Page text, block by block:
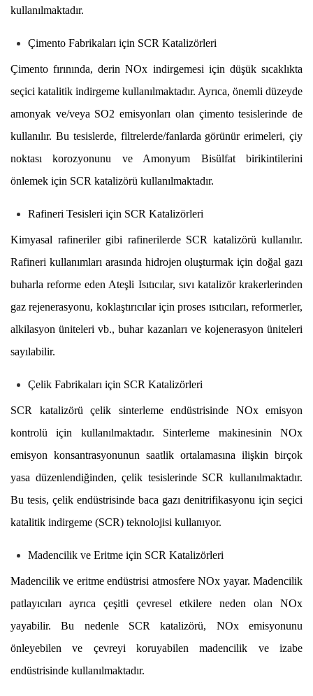
kullanılmaktadır.
Çimento Fabrikaları için SCR Katalizörleri
Çimento fırınında, derin NOx indirgemesi için düşük sıcaklıkta
seçici katalitik indirgeme kullanılmaktadır. Ayrıca, önemli düzeyde
amonyak ve/veya SO2 emisyonları olan çimento tesislerinde de
kullanılır. Bu tesislerde, filtrelerde/fanlarda görünür erimeleri, çiy
noktası korozyonunu ve Amonyum Bisülfat birikintilerini
önlemek için SCR katalizörü kullanılmaktadır.
Rafineri Tesisleri için SCR Katalizörleri
Kimyasal rafineriler gibi rafinerilerde SCR katalizörü kullanılır.
Rafineri kullanımları arasında hidrojen oluşturmak için doğal gazı
buharla reforme eden Ateşli Isıtıcılar, sıvı katalizör krakerlerinden
gaz rejenerasyonu, koklaştırıcılar için proses ısıtıcıları, reformerler,
alkilasyon üniteleri vb., buhar kazanları ve kojenerasyon üniteleri
sayılabilir.
Çelik Fabrikaları için SCR Katalizörleri
SCR katalizörü çelik sinterleme endüstrisinde NOx emisyon
kontrolü için kullanılmaktadır. Sinterleme makinesinin NOx
emisyon konsantrasyonunun saatlik ortalamasına ilişkin birçok
yasa düzenlendiğinden, çelik tesislerinde SCR kullanılmaktadır.
Bu tesis, çelik endüstrisinde baca gazı denitrifikasyonu için seçici
katalitik indirgeme (SCR) teknolojisi kullanıyor.
Madencilik ve Eritme için SCR Katalizörleri
Madencilik ve eritme endüstrisi atmosfere NOx yayar. Madencilik
patlayıcıları ayrıca çeşitli çevresel etkilere neden olan NOx
yayabilir. Bu nedenle SCR katalizörü, NOx emisyonunu
önleyebilen ve çevreyi koruyabilen madencilik ve izabe
endüstrisinde kullanılmaktadır.